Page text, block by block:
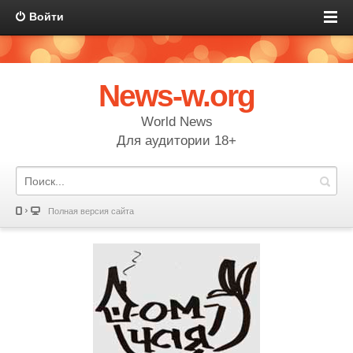
Войти
News-w.org
World News
Для аудитории 18+
Полная версия сайта